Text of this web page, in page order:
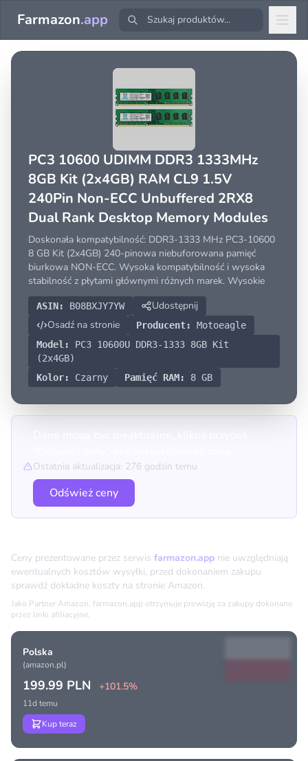
Farmazon.app
PC3 10600 UDIMM DDR3 1333MHz
8GB Kit (2x4GB) RAM CL9 1.5V
240Pin Non-ECC Unbuffered 2RX8
Dual Rank Desktop Memory Modules
Doskonała kompatybilność: DDR3-1333 MHz PC3-10600
8 GB Kit (2x4GB) 240-pinowa niebuforowana pamięć
biurkowa NON-ECC. Wysoka kompatybilność i wysoka
stabilność z płytami głównymi różnych marek. Wysokie
ASIN: B08BXJY7YW
Udostępnij
Osadź na stronie
Producent:
Motoeagle
Model:
PC3 10600U DDR3-1333 8GB Kit
(2x4GB)
Kolor:
Czarny Pamięć RAM: 8 GB
Ostatnia aktualizacja: 276 godzin temu
Odśwież ceny
Ceny prezentowane przez serwis farmazon.app nie uwzględniają
ewentualnych kosztów wysyłki, przed dokonaniem zakupu
sprawdź dokładne koszty na stronie Amazon.
Jako Partner Amazon, farmazon.app otrzymuje prowizję za zakupy dokonane
przez linki afiliacyjne.
Polska
(amazon.pl)
199.99 PLN +101.5%
11d temu
Kup teraz